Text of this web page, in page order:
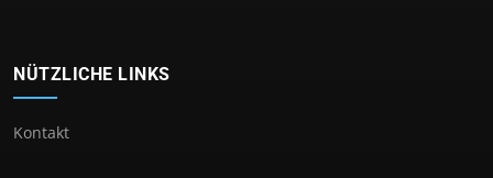
NÜTZLICHE LINKS
Kontakt